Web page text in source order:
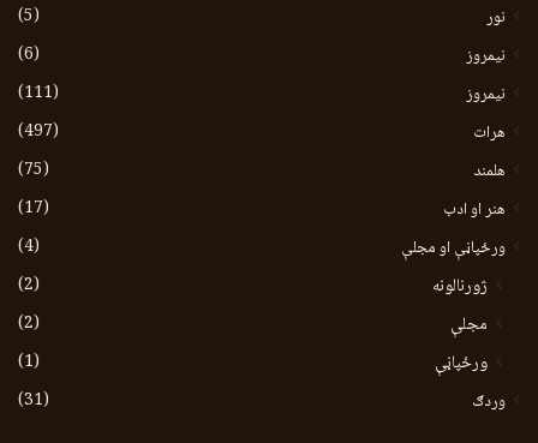
نور
(5)
نيمروز
(6)
نیمروز
(111)
هرات
(497)
هلمند
(75)
هنر او ادب
(17)
ورځپاڼې او مجلې
(4)
ژورنالونه
(2)
مجلې
(2)
ورځپاڼې
(1)
وردګ
(31)